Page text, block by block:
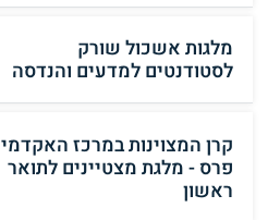
מלגות אשכול שורק
לסטודנטים למדעים והנדסה
קרן המצוינות במרכז האקדמי
פרס - מלגת מצטיינים לתואר
ראשון